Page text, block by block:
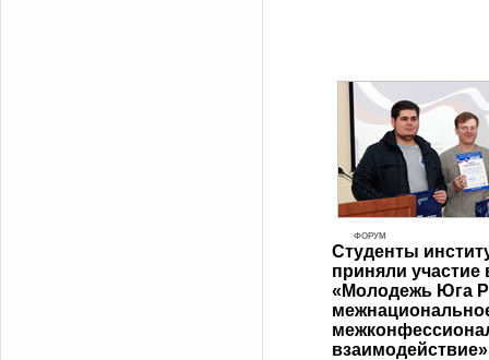
ФОРУМ
Студенты
приняли
«Молодежь Юга
взаимодействие»